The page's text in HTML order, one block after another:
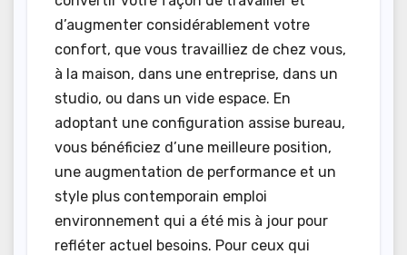
d’augmenter considérablement votre
confort, que vous travailliez de chez vous,
à la maison, dans une entreprise, dans un
studio, ou dans un vide espace. En
adoptant une configuration assise bureau,
vous bénéficiez d’une meilleure position,
une augmentation de performance et un
style plus contemporain emploi
environnement qui a été mis à jour pour
refléter actuel besoins. Pour ceux qui